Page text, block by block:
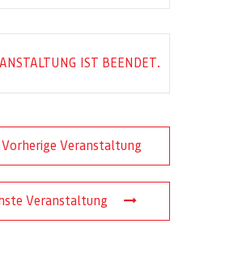
IST BEENDET.
Vorherige Veranstaltung
Veranstaltung